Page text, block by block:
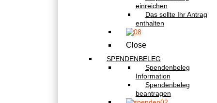
einreichen
Das sollte Ihr Antrag
enthalten
Close
SPENDENBELEG
Spendenbeleg
Information
Spendenbeleg
beantragen